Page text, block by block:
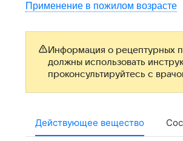
Применение в пожилом возрасте
Информация о рецептурных
должны использовать
проконсультируйтесь с
Действующее вещество